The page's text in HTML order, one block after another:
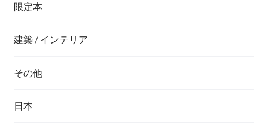
限定本
建築 / インテリア
その他
日本